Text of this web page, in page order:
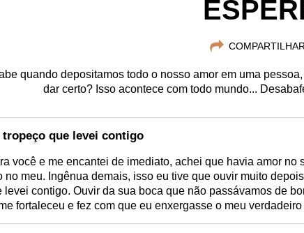
COMPARTILHAR
quando depositamos todo o nosso amor em uma
dar certo? Isso acontece com todo mundo...
tropeço que levei contigo
você e me encantei de imediato, achei que havia amor no
no meu. Ingênua demais, isso eu tive que ouvir muito
levei contigo. Ouvir da sua boca que não passávamos de
fortaleceu e fez com que eu enxergasse o meu verdadeiro